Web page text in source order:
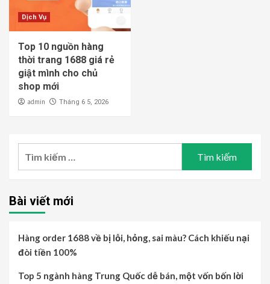
Dịch Vụ
Top 10 nguồn hàng
thời trang 1688 giá rẻ
giật mình cho chủ
shop mới
admin Tháng 6 5, 2026
Bài viết mới
Hàng order 1688 về bị lỗi, hỏng, sai màu? Cách khiếu nại
đòi tiền 100%
Top 5 ngành hàng Trung Quốc dễ bán, một vốn bốn lời